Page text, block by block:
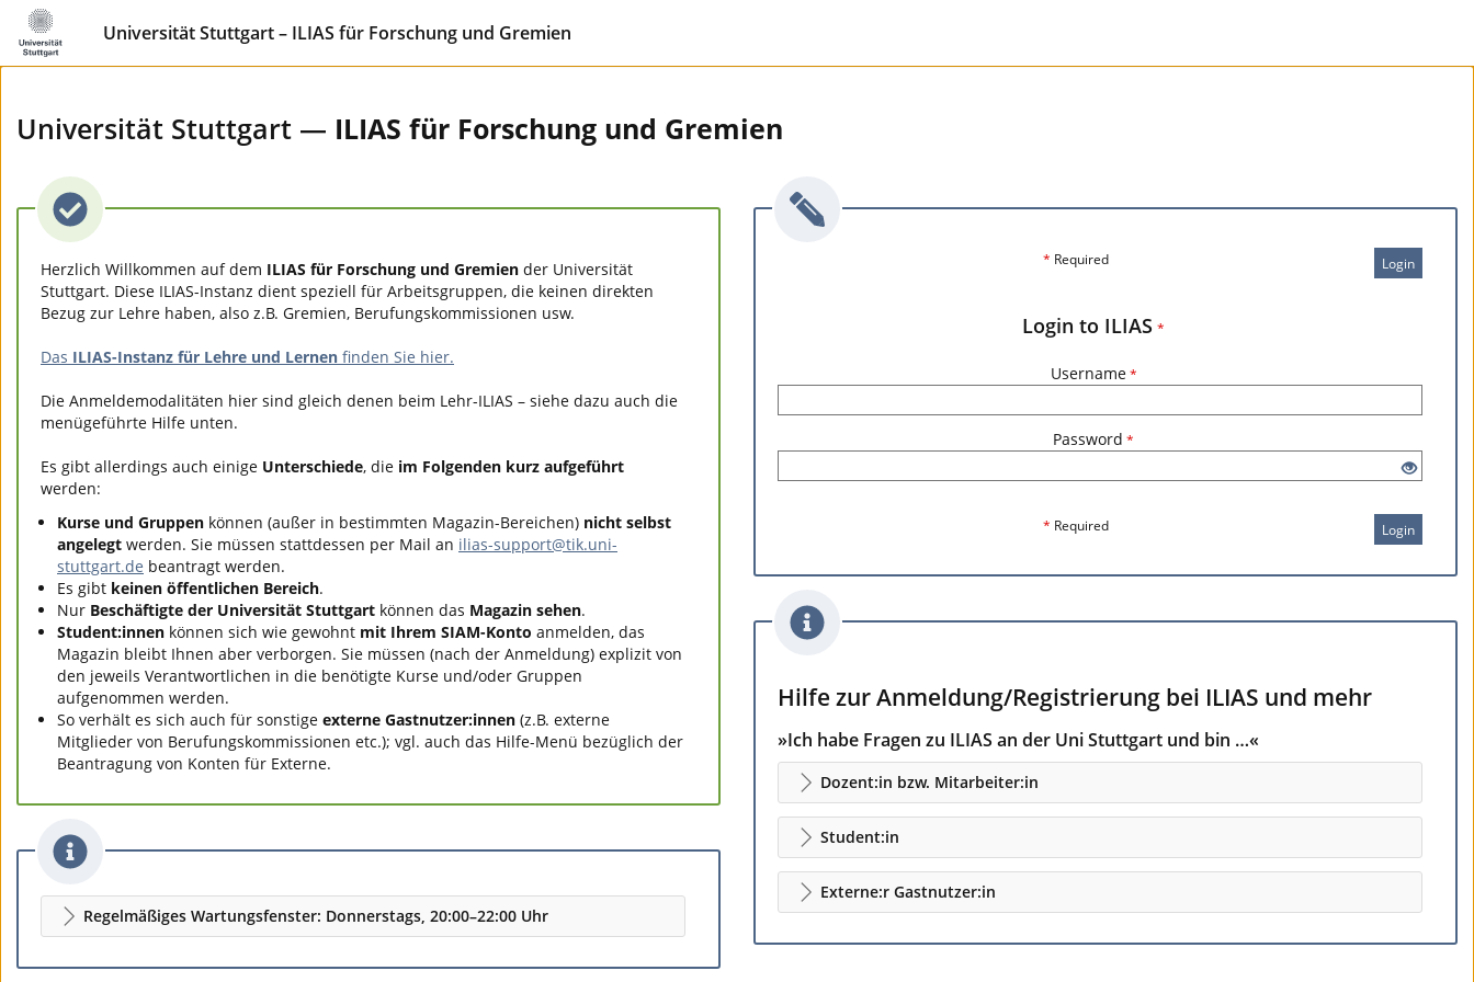
Universität Stuttgart – ILIAS für Forschung und Gremien
Universität Stuttgart — ILIAS für Forschung und Gremien
Herzlich Willkommen auf dem ILIAS für Forschung und Gremien der Universität
Stuttgart. Diese ILIAS-Instanz dient speziell für Arbeitsgruppen, die keinen direkten
Bezug zur Lehre haben, also z.B. Gremien, Berufungskommissionen usw.
Das ILIAS-Instanz für Lehre und Lernen finden Sie hier.
Die Anmeldemodalitäten hier sind gleich denen beim Lehr-ILIAS – siehe dazu auch die
menügeführte Hilfe unten.
Es gibt allerdings auch einige Unterschiede, die im Folgenden kurz aufgeführt
werden:
Kurse und Gruppen können (außer in bestimmten Magazin-Bereichen) nicht selbst
angelegt werden. Sie müssen stattdessen per Mail an ilias-support@tik.uni-
stuttgart.de beantragt werden.
Es gibt keinen öffentlichen Bereich.
Nur Beschäftigte der Universität Stuttgart können das Magazin sehen.
Student:innen können sich wie gewohnt mit Ihrem SIAM-Konto anmelden, das
Magazin bleibt Ihnen aber verborgen. Sie müssen (nach der Anmeldung) explizit von
den jeweils Verantwortlichen in die benötigte Kurse und/oder Gruppen
aufgenommen werden.
So verhält es sich auch für sonstige externe Gastnutzer:innen (z.B. externe
Mitglieder von Berufungskommissionen etc.); vgl. auch das Hilfe-Menü bezüglich der
Beantragung von Konten für Externe.
Regelmäßiges Wartungsfenster: Donnerstags, 20:00–22:00 Uhr
Login
* Required
Login to ILIAS *
Username *
Password *
* Required Login
Hilfe zur Anmeldung/Registrierung bei ILIAS und mehr
»Ich habe Fragen zu ILIAS an der Uni Stuttgart und bin …«
Dozent:in bzw. Mitarbeiter:in
Student:in
Externe:r Gastnutzer:in